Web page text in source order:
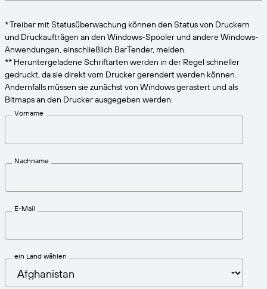
PRODUKT
Preise
Kostenlos testen
Technische Daten
Print Connectors
Lösungsübersicht
Über uns
Karriere
Nachrichten
Geschäftsanforderungen entspricht.
* Treiber mit Statusüberwachung können den Status von Druckern
und Druckaufträgen an den Windows-Spooler und andere Windows-
Anwendungen, einschließlich BarTender, melden.
** Heruntergeladene Schriftarten werden in der Regel schneller
gedruckt, da sie direkt vom Drucker gerendert werden können.
Andernfalls müssen sie zunächst von Windows gerastert und als
Bitmaps an den Drucker ausgegeben werden.
Vorname
Nachname
E-Mail
ein Land wählen